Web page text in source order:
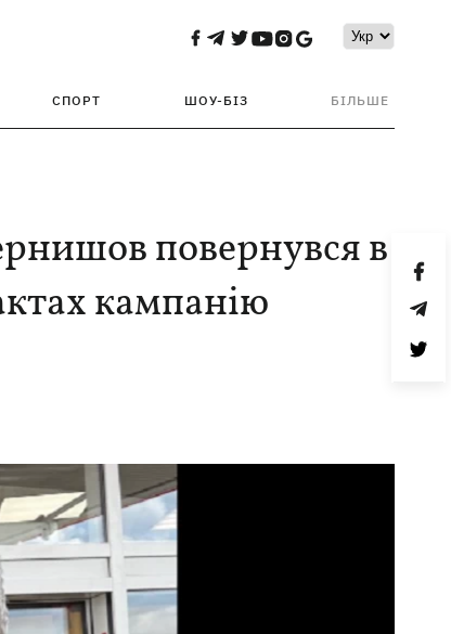
СПОРТ ШОУ-БІЗ БІЛЬШЕ
повернувся в
кампанію